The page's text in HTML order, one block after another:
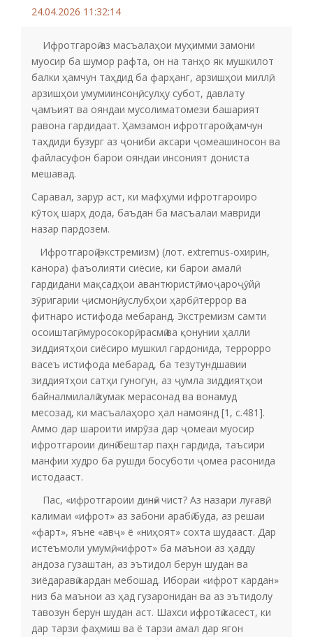
24.04.2026 11:32:14
Ифротгароӣ аз масъалаҳои муҳимми замони
муосир ба шумор рафта, он на танҳо як мушкилот
балки ҳамчун таҳдид ба фарҳанг, арзишҳои миллӣ,
арзишҳои умумиинсонӣ, сулҳу субот, давлату
ҷамъият ва ояндаи мусолиматомези башарият
равона гардидаат. Ҳамзамон ифротгароӣ ҳамчун
таҳдиди бузург аз ҷониби аксари ҷомеашиносон ва
файласуфон барои ояндаи инсоният дониста
мешавад.
Саравал, зарур аст, ки мафҳуми ифротгароиро
кӯтоҳ шарҳ дода, баъдан ба масъалаи мавриди
назар пардозем.
Ифротгароӣ (экстремизм) (лот. extremus-охирин,
канора) фаъолияти сиёсие, ки барои амалӣ
гардидани мақсадҳои авантюристӣ, моҷароҷӯйӣ,
зӯригарии ҷисмонӣ, услубҳои ҳарбӣ, террор ва
фитнаро истифода мебаранд. Экстремизм самти
осоиштагӣ, муросокорӣ, расмӣ ва қонунии ҳалли
зиддиятҳои сиёсиро мушкил гардонида, террорро
васеъ истифода мебарад, ба тезутундшавии
зиддиятҳои сатҳи гуногун, аз ҷумла зиддиятҳои
байналмилалӣ кумак мерасонад ва вонамуд
месозад, ки масъалаҳоро ҳал намоянд [1, с.481].
Аммо дар шароити имрӯза дар ҷомеаи муосир
ифротгароии динӣ бештар паҳн гардида, таъсири
манфии худро ба рушди босуботи ҷомеа расонида
истодааст.
Пас, «ифротгароии динӣ» чист? Аз назари луғавӣ,
калимаи «ифрот» аз забони арабӣ буда, аз решаи
«фарт», яъне «авҷ» ё «ниҳоят» сохта шудааст. Дар
истеъмоли умумӣ, «ифрот» ба маънои аз ҳадду
андоза гузаштан, аз эътидол берун шудан ва
зиёдаравӣ кардан мебошад. Ибораи «ифрот кардан»
низ ба маънои аз ҳад гузаронидан ва аз эътидолу
тавозун берун шудан аст. Шахси ифротӣ касест, ки
дар тарзи фаҳмиш ва ё тарзи амал дар ягон